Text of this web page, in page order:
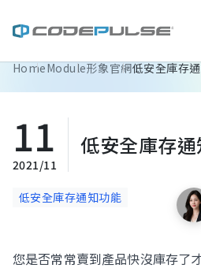
ChooWe AI仿生客服
About Us
Services & Pricing
Website Construction Process
Portfolio
HomeModule形象官網低安全庫存
11
2021/11
低安全庫存
低安全庫存通知功能
您是否常常賣到產品快沒庫存了